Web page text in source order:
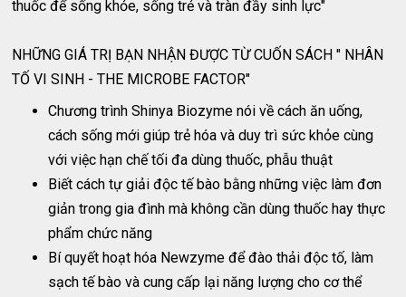
thuốc để sống khỏe, sống trẻ và tràn đầy sinh lực"
NHỮNG GIÁ TRỊ BẠN NHẬN ĐƯỢC TỪ CUỐN SÁCH " NHÂN
TỐ VI SINH - THE MICROBE FACTOR"
Chương trình Shinya Biozyme nói về cách ăn uống,
cách sống mới giúp trẻ hóa và duy trì sức khỏe cùng
với việc hạn chế tối đa dùng thuốc, phẫu thuật
Biết cách tự giải độc tế bào bằng những việc làm đơn
giản trong gia đình mà không cần dùng thuốc hay thực
phẩm chức năng
Bí quyết hoạt hóa Newzyme để đào thải độc tố, làm
sạch tế bào và cung cấp lại năng lượng cho cơ thể